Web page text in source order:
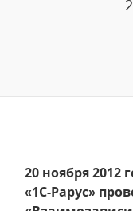
20 ноября
«1С-Рарус»